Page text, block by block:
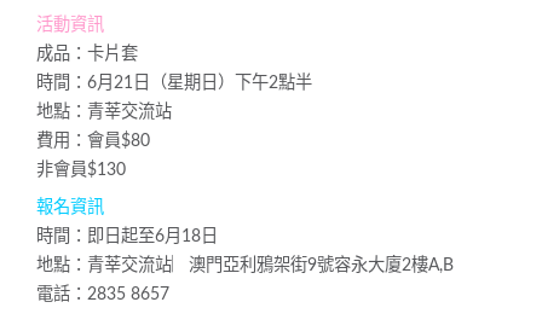
活動資訊
成品：卡片套
時間：6月21日（星期日）下午2點半
地點：青莘交流站
費用：會員$80
非會員$130
報名資訊
時間：即日起至6月18日
地點：青莘交流站︳澳門亞利鴉架街9號容永大廈2樓A,B
電話：2835 8657